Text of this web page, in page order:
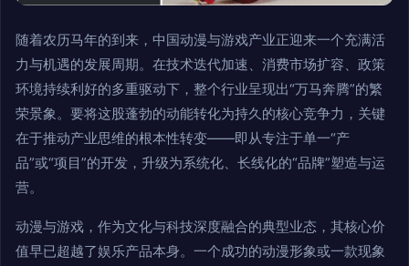
随着农历马年的到来，中国动漫与游戏产业正迎来一个充满活
力与机遇的发展周期。在技术迭代加速、消费市场扩容、政策
环境持续利好的多重驱动下，整个行业呈现出“万马奔腾”的繁
荣景象。要将这股蓬勃的动能转化为持久的核心竞争力，关键
在于推动产业思维的根本性转变——即从专注于单一“产
品”或“项目”的开发，升级为系统化、长线化的“品牌”塑造与运
营。
动漫与游戏，作为文化与科技深度融合的典型业态，其核心价
值早已超越了娱乐产品本身。一个成功的动漫形象或一款现象